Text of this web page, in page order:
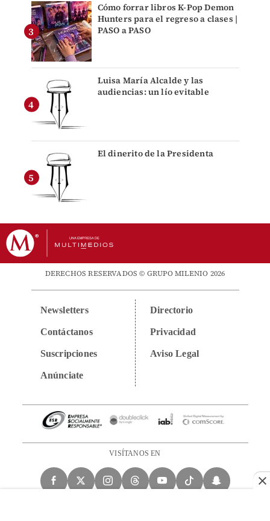
Cómo forrar libros K-Pop Demon
Hunters para el regreso a clases |
PASO a PASO
Luisa María Alcalde y las
audiencias: un lío evitable
El dinerito de la Presidenta
DERECHOS RESERVADOS © GRUPO MILENIO 2026
Newsletters
Contáctanos
Suscripciones
Anúnciate
Directorio
Privacidad
Aviso Legal
VISÍTANOS EN